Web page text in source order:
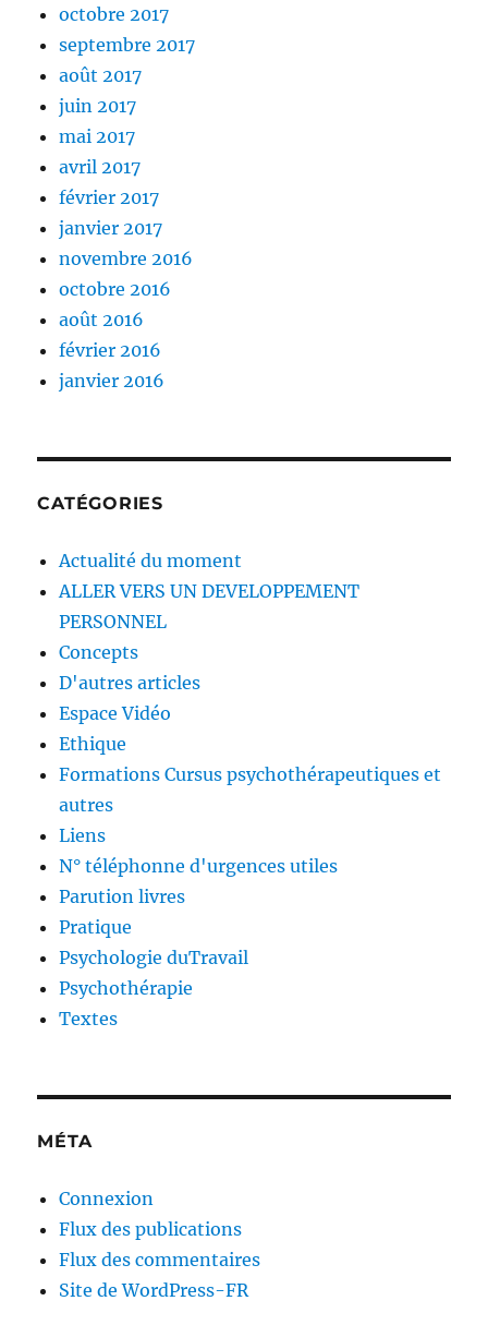
octobre 2017
septembre 2017
août 2017
juin 2017
mai 2017
avril 2017
février 2017
janvier 2017
novembre 2016
octobre 2016
août 2016
février 2016
janvier 2016
CATÉGORIES
Actualité du moment
ALLER VERS UN DEVELOPPEMENT
PERSONNEL
Concepts
D'autres articles
Espace Vidéo
Ethique
Formations Cursus psychothérapeutiques et
autres
Liens
N° téléphonne d'urgences utiles
Parution livres
Pratique
Psychologie duTravail
Psychothérapie
Textes
MÉTA
Connexion
Flux des publications
Flux des commentaires
Site de WordPress-FR